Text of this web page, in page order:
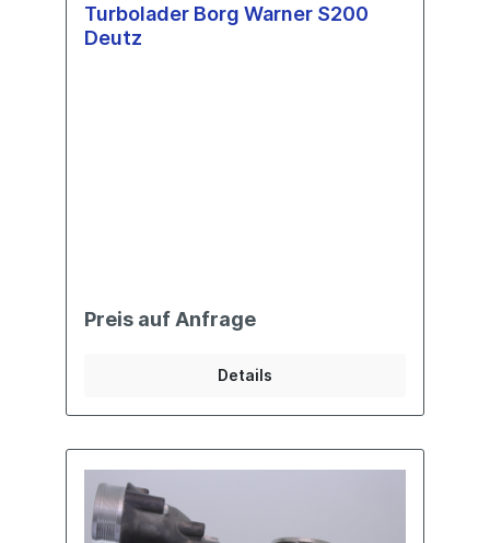
Turbolader Borg Warner S200
Deutz
Preis auf Anfrage
Details